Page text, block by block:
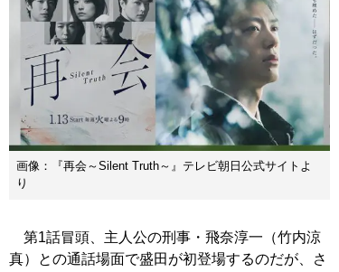
画像：『再会～Silent Truth～』テレビ朝日公式サイトよ
り
第1話冒頭、主人公の刑事・飛奈淳一（竹内涼
真）との通話場面で盛田が初登場するのだが、さ